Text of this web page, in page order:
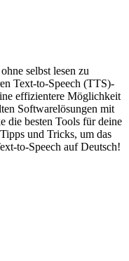
selbst lesen zu
Text-to-Speech (TTS)-
effizientere Möglichkeit
Softwarelösungen mit
die besten Tools für deine
und Tricks, um das
to-Speech auf Deutsch!